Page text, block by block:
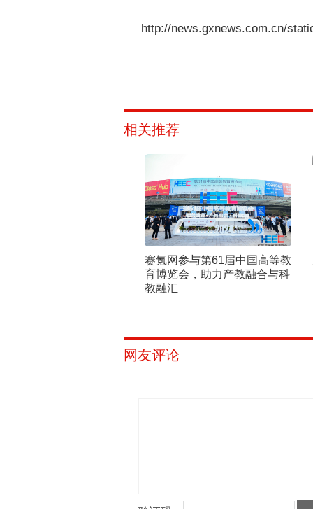
http://news.gxnews.com.cn/
相关推荐
赛氪网参与第61届中国高等教
育博览会，助力产教融合与科
教融汇
网友评论